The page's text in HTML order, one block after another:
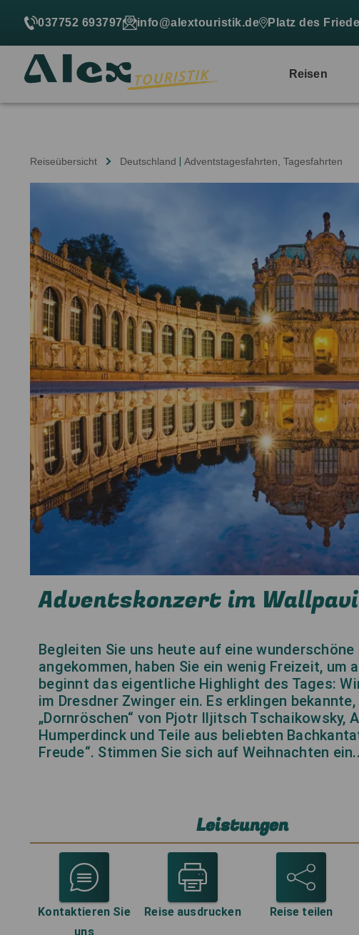
037752 693797 info@alextouristik.de Platz des
Reisen
Reiseübersicht Deutschland Adventstagesfahrten , Tagesfahrten
Adventskonzert im
Begleiten Sie uns heute auf eine
angekommen, haben Sie ein wenig Freizeit,
beginnt das eigentliche Highlight des Tages:
im Dresdner Zwinger ein. Es erklingen
„Dornröschen“ von Pjotr Iljitsch Tschaikowsky,
Humperdinck und Teile aus beliebten
Freude“. Stimmen Sie sich auf Weihnachten
Leistungen
Kontaktieren Sie
uns
Reise ausdrucken Reise teilen